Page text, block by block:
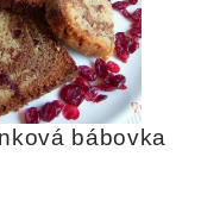
bábovka